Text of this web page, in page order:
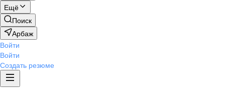
Ещё
Поиск
Арбаж
Войти
Войти
Создать резюме